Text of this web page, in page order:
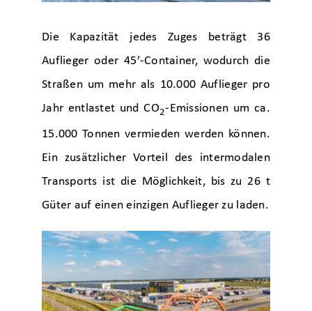
Die Kapazität jedes Zuges beträgt 36
Auflieger oder 45’-Container, wodurch die
Straßen um mehr als 10.000 Auflieger pro
Jahr entlastet und CO2-Emissionen um ca.
15.000 Tonnen vermieden werden können.
Ein zusätzlicher Vorteil des intermodalen
Transports ist die Möglichkeit, bis zu 26 t
Güter auf einen einzigen Auflieger zu laden.